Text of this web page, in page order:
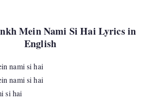
Mein Nami Si Hai Lyrics in
English
nami si hai
nami si hai
si hai